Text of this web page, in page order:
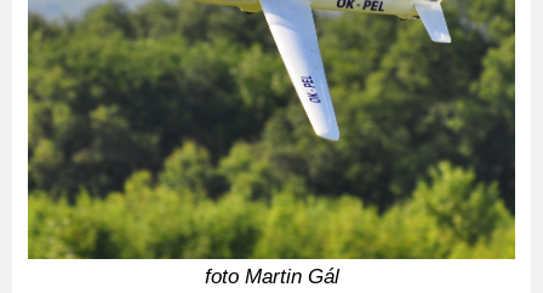
foto Martin Gál